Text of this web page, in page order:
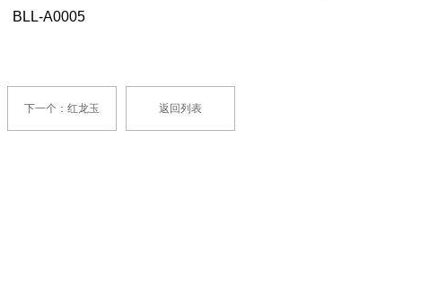
BLL-A0005
下一个：红龙玉 返回列表